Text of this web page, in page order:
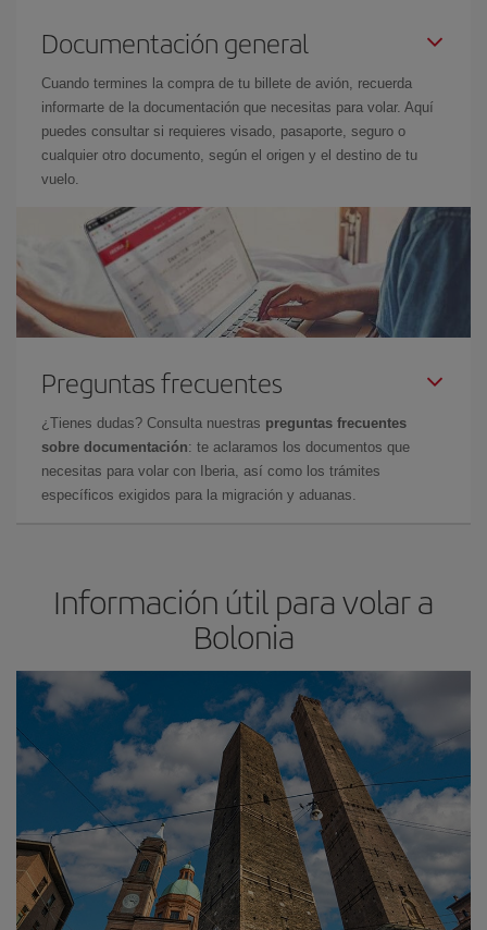
Documentación general
Cuando termines la compra de tu billete de avión, recuerda
informarte de la documentación que necesitas para volar. Aquí
puedes consultar si requieres visado, pasaporte, seguro o
cualquier otro documento, según el origen y el destino de tu
vuelo.
Preguntas frecuentes
¿Tienes dudas? Consulta nuestras preguntas frecuentes
sobre documentación: te aclaramos los documentos que
necesitas para volar con Iberia, así como los trámites
específicos exigidos para la migración y aduanas.
Información útil para volar a
Bolonia